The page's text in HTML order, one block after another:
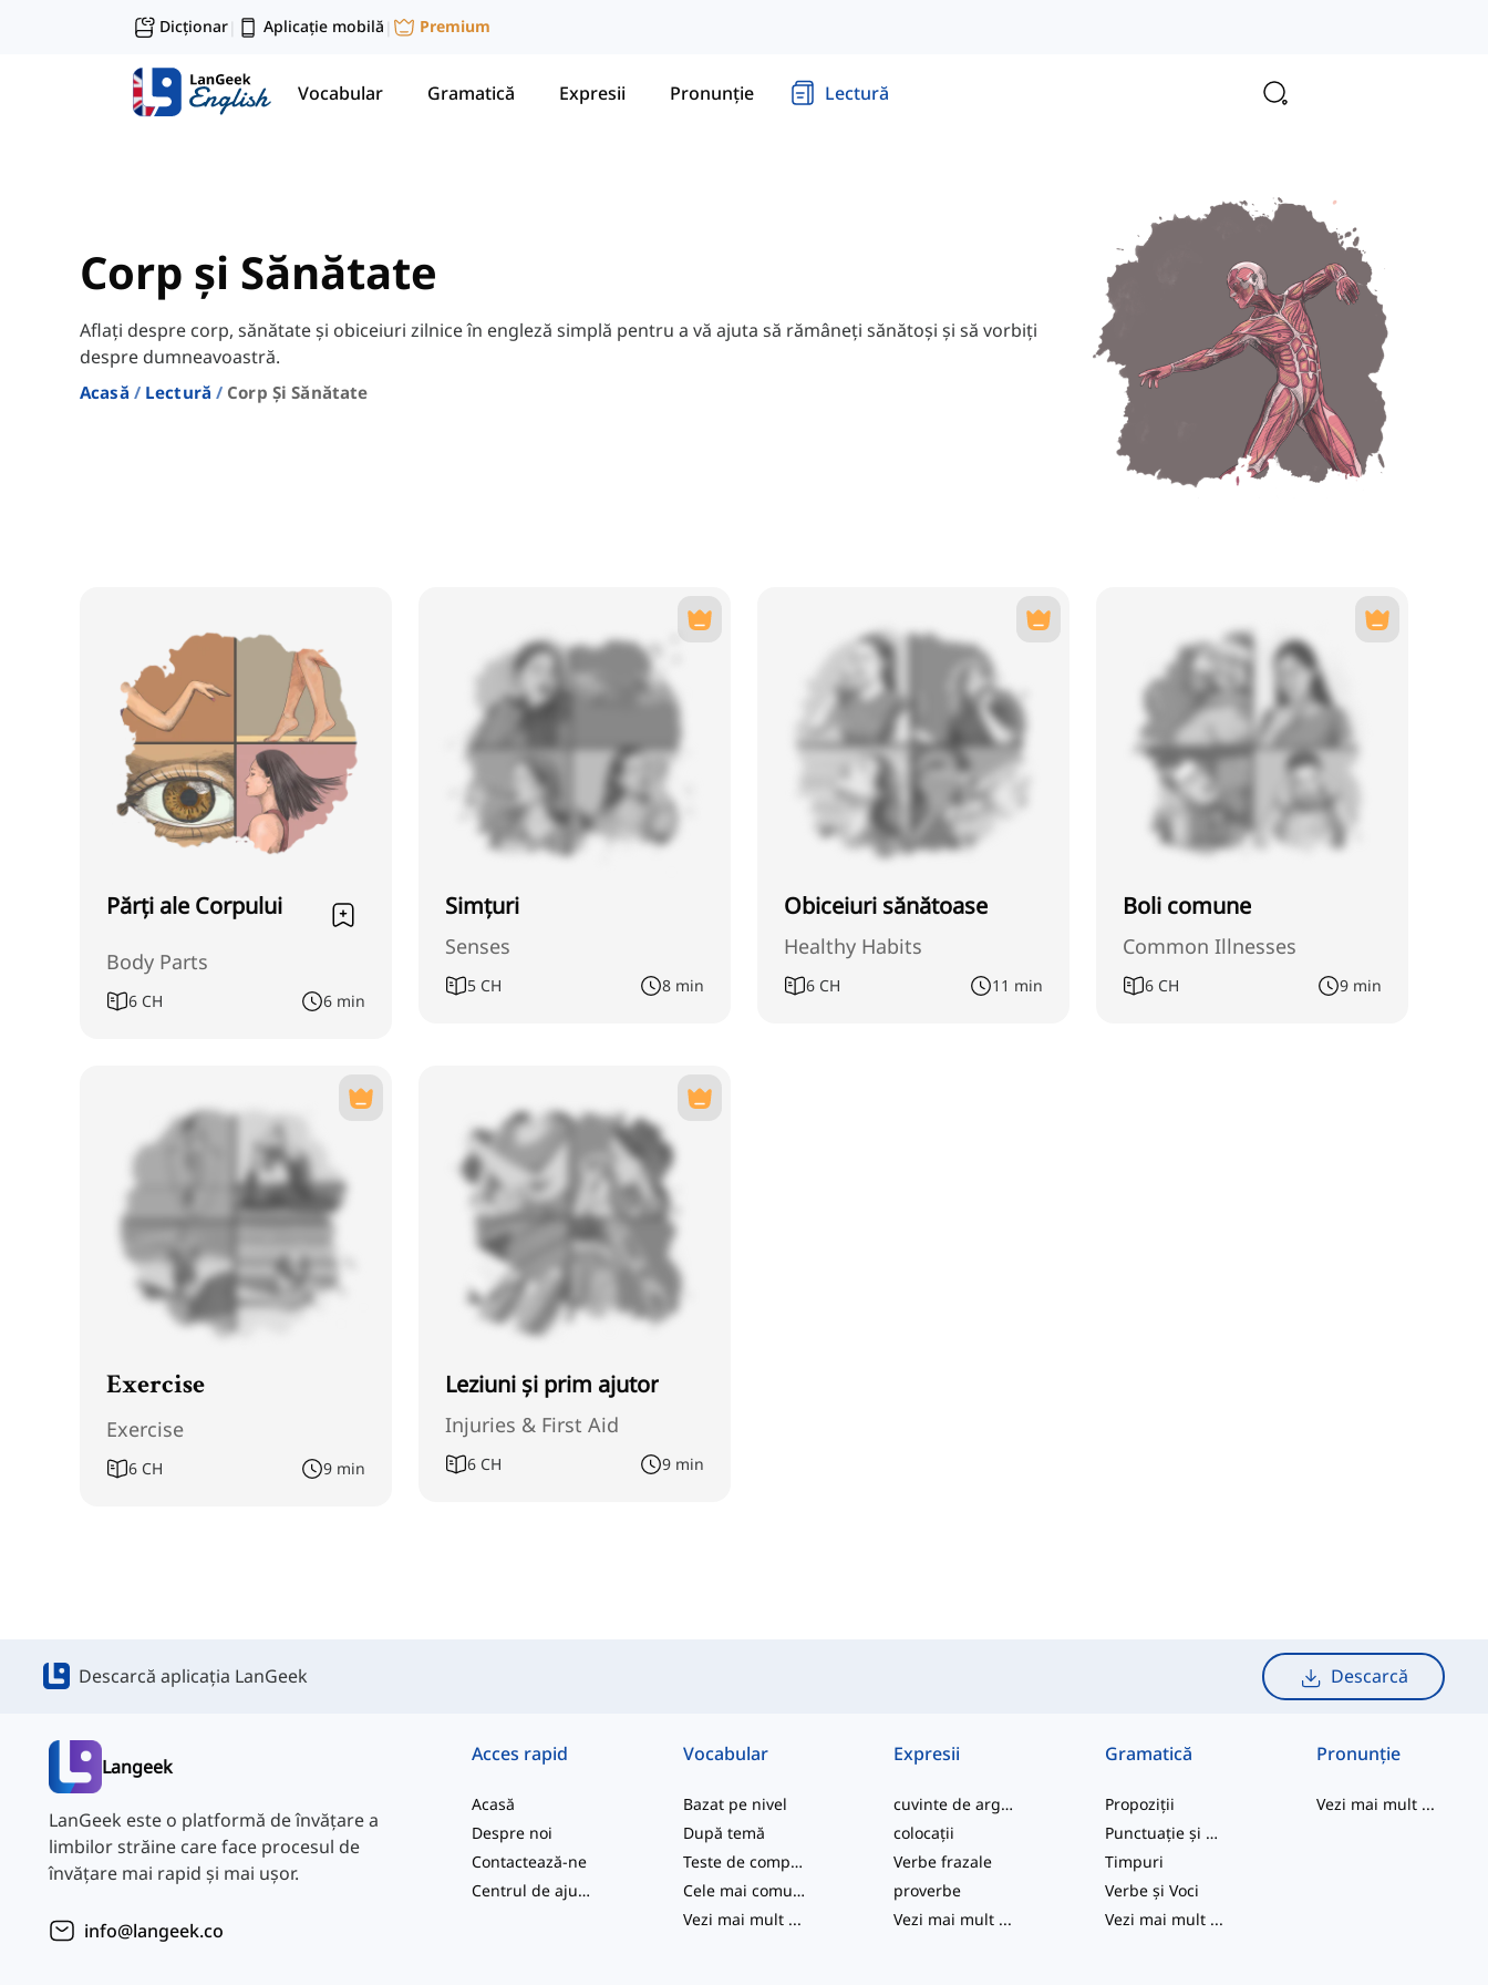
Dicționar| Aplicație mobilă | Premium
Vocabular Gramatică Expresii Pronunție Lectură
Corp și Sănătate
Aflați despre corp, sănătate și obiceiuri zilnice în engleză simplă pentru a vă ajuta să rămâneți sănătoși și să vorbiți
despre dumneavoastră.
Acasă Lectură Corp Și Sănătate
Părți ale Corpului
Body Parts
6 CH 6 min
Simțuri
Senses
5 CH 8 min
Obiceiuri sănătoase
Healthy Habits
6 CH 11 min
Boli comune
Common Illnesses
6 CH 9 min
Exercise
Exercise
6 CH 9 min
Leziuni și prim ajutor
Injuries & First Aid
6 CH 9 min
Descarcă aplicația LanGeek Descarcă
Langeek
LanGeek este o platformă de învățare a
limbilor străine care face procesul de
învățare mai rapid și mai ușor.
info@langeek.co
Acces rapid
Acasă
Despre noi
Contactează-ne
Centrul de ajutor
Vocabular
Bazat pe nivel
După temă
Teste de competență
Cele mai comune
Vezi mai mult...
Expresii
cuvinte de argou
colocații
Verbe frazale
proverbe
Vezi mai mult ...
Gramatică
Propoziții
Punctuație și Ortografie
Timpuri
Verbe și Voci
Vezi mai mult ...
Pronunție
Vezi mai mult ...